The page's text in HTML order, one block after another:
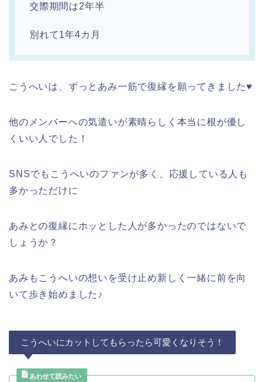
交際期間は2年半
別れて1年4カ月
こうへいは、ずっとあみ一筋で復縁を願ってきました♥
他のメンバーへの気遣いが素晴らしく本当に根が優し
くいい人でした！
SNSでもこうへいのファンが多く、応援している人も
多かっただけに
あみとの復縁にホッとした人が多かったのではないで
しょうか？
あみもこうへいの想いを受け止め新しく一緒に前を向
いて歩き始めました♪
こうへいにカットしてもらったら可愛くなりそう！